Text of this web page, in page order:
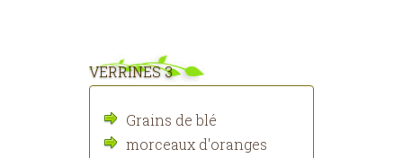
VERRINES 3
Grains de blé
morceaux d'oranges